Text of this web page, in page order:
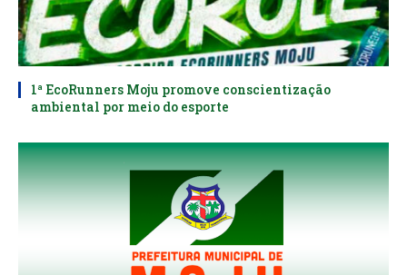
1ª EcoRunners Moju promove conscientização
ambiental por meio do esporte